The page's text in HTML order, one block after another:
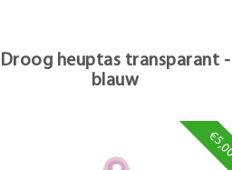
Droog heuptas transparant -
blauw